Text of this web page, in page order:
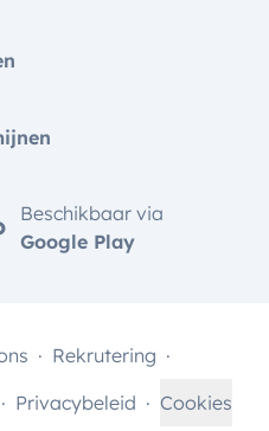
Beschikbaar via
Google Play
Rekrutering
Privacybeleid Cookies